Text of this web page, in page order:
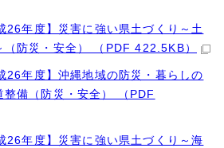
26年度】災害に強い県土づくり～土
（防災・安全） （PDF 422.5KB）
26年度】沖縄地域の防災・暮らしの
整備（防災・安全） （PDF
26年度】災害に強い県土づくり～海